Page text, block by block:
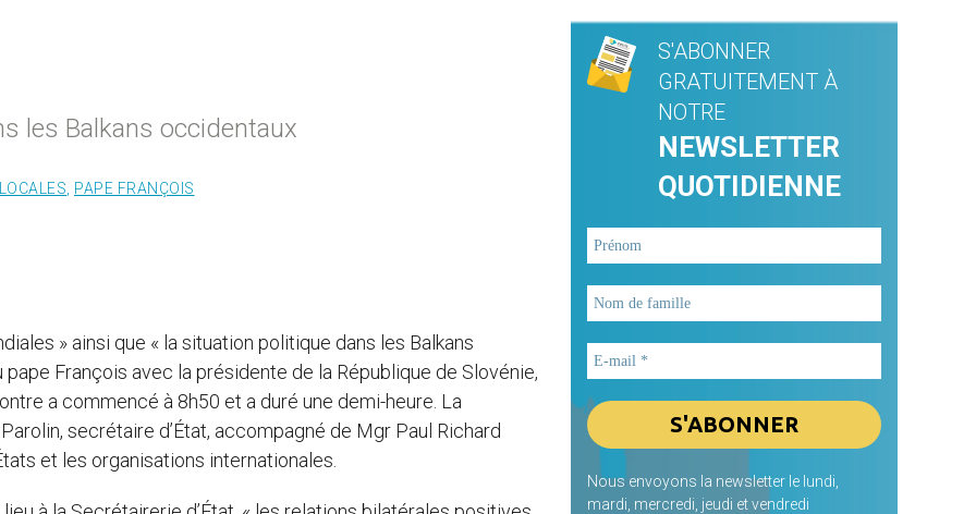
les Balkans occidentaux
PAPE FRANÇOIS
» ainsi que « la situation politique dans les Balkans
François avec la présidente de la République de Slovénie,
a commencé à 8h50 et a duré une demi-heure. La
secrétaire d’État, accompagné de Mgr Paul Richard
et les organisations internationales.
S'ABONNER
GRATUITEMENT À
NOTRE
NEWSLETTER
QUOTIDIENNE
Nous envoyons la newsletter le lundi,
mardi, mercredi, jeudi et vendredi